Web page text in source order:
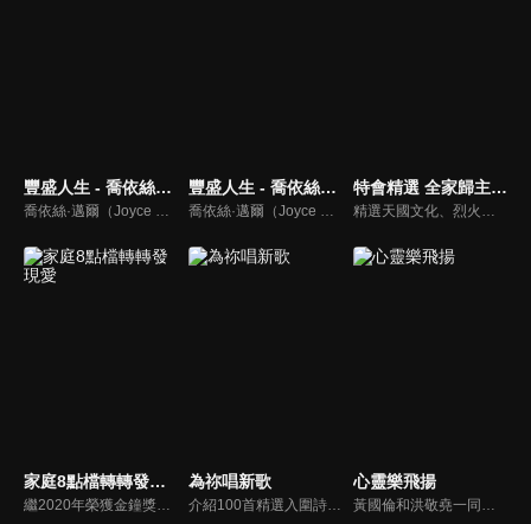
豐盛人生 - 喬依絲邁爾
喬依絲·邁爾（Joyce Meyer）講求聖經的實際應用，講道風格幽默且平易近人。她也是紐約時報暢銷書排行第一名的作家，撰寫近九十本啟發人心的書籍，包括暢銷書《心思的戰場》、《如何管理你的情緒》、《拒絕的根》、《自在作自己》、《成功作自己》
豐盛人生 - 喬依絲邁爾（中文配音）
喬依絲·邁爾（Joyce Meyer）講求聖經的實際應用，講道風格幽默且平易近人。她也是紐約時報暢銷書排行第一名的作家，撰寫近九十本啟發人心的書籍，包括暢銷書《心思的戰場》、《如何管理你的情緒》、《拒絕的根》、《自在作自己》、《成功作自己》
特會精選 全家歸主有良方
精選天國文化、烈火特會、超自然大能與使徒性教會等特會，幫助我們更加明白神的心意，好讓我們的生命能走在神的道路上進入命定。
家庭8點檔轉轉發現愛
繼2020年榮獲金鐘獎「生活風格節目主持人獎」，2021年再度入圍，從真理出發的家庭談話性節目，針對現代婚姻家庭議題讓您輕鬆掌握關注方向。
為祢唱新歌
介紹100首精選入圍詩歌及創作新秀；以及資深詩歌創作人及知名基督徒藝人，如巫啟賢、張芸京、TANK、盛曉玫等。分享他們的創作故事，或感動他們的一首詩歌。一起唱新歌，來為主打歌。
心靈樂飛揚
黃國倫和洪敬堯一同至心靈樂飛揚分享流行音樂和詩歌的不同處，兩人在節目中更分享影響他們或深具意義的歌曲，節目中演唱了我願意、每天愛你多一些、眼淚、愛是最美的事情、不住感謝不停讚美、愛常常喜樂等動人好聽的歌曲。